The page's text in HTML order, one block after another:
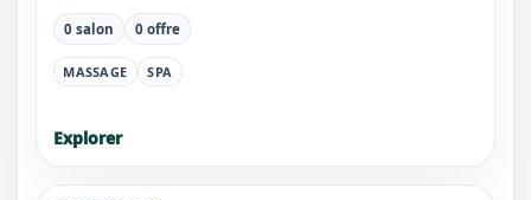
0 salon 0 offre
MASSAGE SPA
Explorer